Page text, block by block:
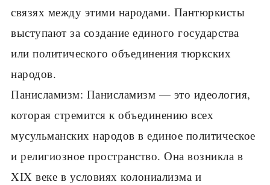
связях между этими народами. Пантюркисты
выступают за создание единого государства
или политического объединения тюркских
народов.
Панисламизм: Панисламизм — это идеология,
которая стремится к объединению всех
мусульманских народов в единое политическое
и религиозное пространство. Она возникла в
XIX веке в условиях колониализма и